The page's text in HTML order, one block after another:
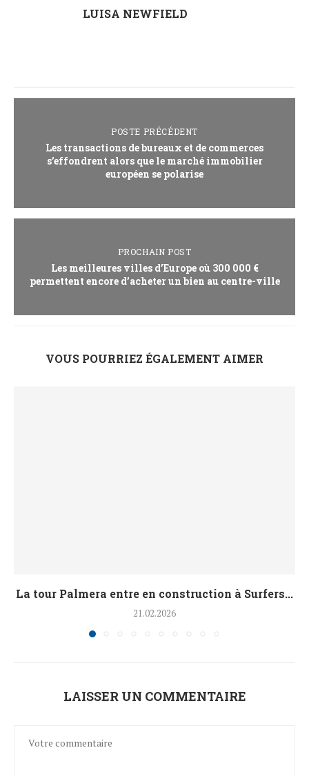
LUISA NEWFIELD
POSTE PRÉCÉDENT
Les transactions de bureaux et de commerces
s’effondrent alors que le marché immobilier
européen se polarise
PROCHAIN POST
Les meilleures villes d’Europe où 300 000 €
permettent encore d’acheter un bien au centre-ville
VOUS POURRIEZ ÉGALEMENT AIMER
La tour Palmera entre en construction à Surfers...
21.02.2026
LAISSER UN COMMENTAIRE